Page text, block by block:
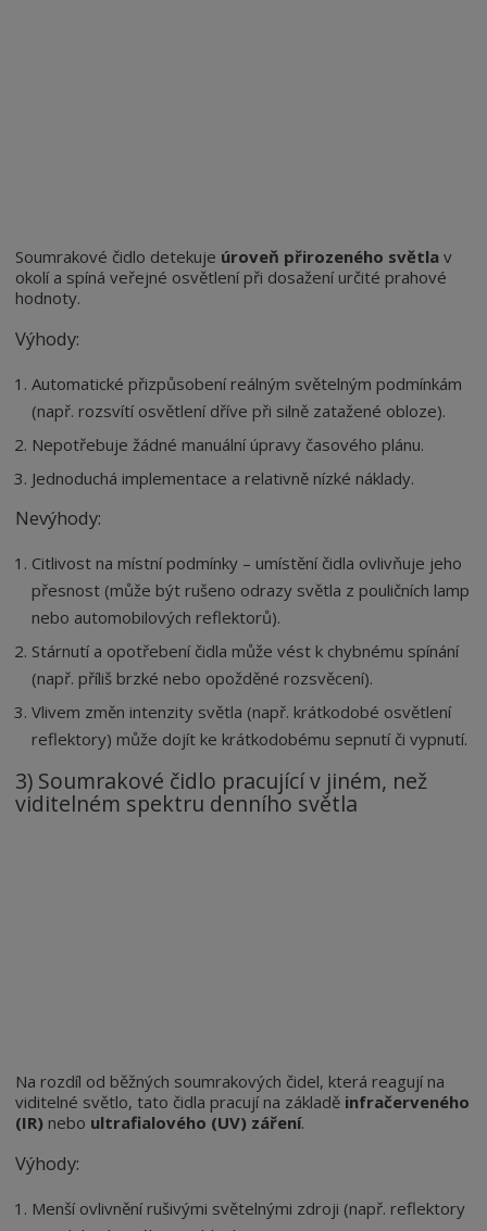
Soumrakové čidlo detekuje úroveň přirozeného světla v
okolí a spíná veřejné osvětlení při dosažení určité prahové
hodnoty.
Výhody:
Automatické přizpůsobení reálným světelným podmínkám
(např. rozsvítí osvětlení dříve při silně zatažené obloze).
Nepotřebuje žádné manuální úpravy časového plánu.
Jednoduchá implementace a relativně nízké náklady.
Nevýhody:
Citlivost na místní podmínky – umístění čidla ovlivňuje jeho
přesnost (může být rušeno odrazy světla z pouličních lamp
nebo automobilových reflektorů).
Stárnutí a opotřebení čidla může vést k chybnému spínání
(např. příliš brzké nebo opožděné rozsvěcení).
Vlivem změn intenzity světla (např. krátkodobé osvětlení
reflektory) může dojít ke krátkodobému sepnutí či vypnutí.
3) Soumrakové čidlo pracující v jiném, než
viditelném spektru denního světla
Na rozdíl od běžných soumrakových čidel, která reagují na
viditelné světlo, tato čidla pracují na základě infračerveného
(IR) nebo ultrafialového (UV) záření.
Výhody:
Menší ovlivnění rušivými světelnými zdroji (např. reflektory